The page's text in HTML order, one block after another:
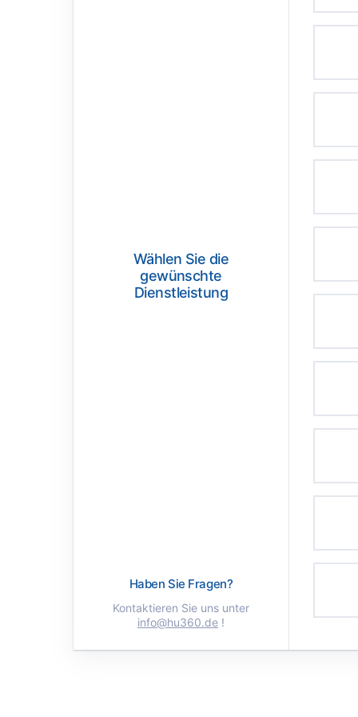
Wählen Sie die
gewünschte
Dienstleistung
Haben Sie Fragen?
Kontaktieren Sie uns unter
info@hu360.de !